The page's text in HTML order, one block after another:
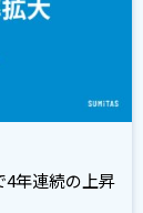
4年連続の上昇